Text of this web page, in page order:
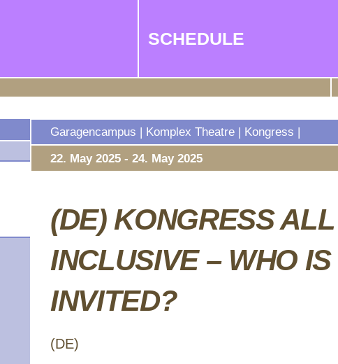
SCHEDULE
Garagencampus | Komplex Theatre | Kongress |
22. May 2025 - 24. May 2025
(DE) KONGRESS ALL
INCLUSIVE – WHO IS
INVITED?
(DE)